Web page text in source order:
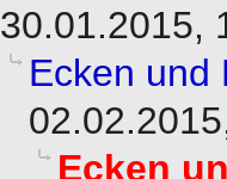
30.01.2015,
Ecken und
Ecken